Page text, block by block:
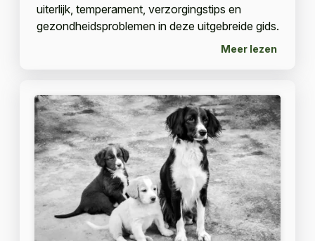
uiterlijk, temperament, verzorgingstips en
gezondheidsproblemen in deze uitgebreide gids.
Meer lezen